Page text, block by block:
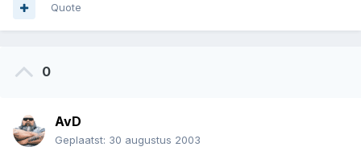
Quote
0
AvD
Geplaatst: 30 augustus 2003